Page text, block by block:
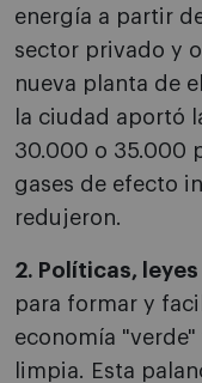
energía a partir
sector privado y
nueva planta de
la ciudad aportó
30.000 o 35.000
gases de efecto
redujeron.
2. Políticas,
para formar y
economía
limpia. Esta